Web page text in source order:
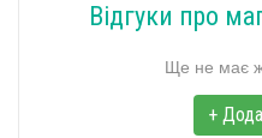
Відгуки про
Ще не має
+